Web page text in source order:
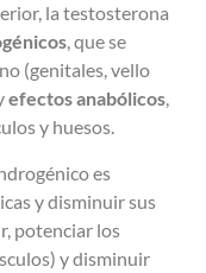
la testosterona
, que se
(genitales, vello
efectos anabólicos,
y huesos.
es
y disminuir sus
potenciar los
y disminuir